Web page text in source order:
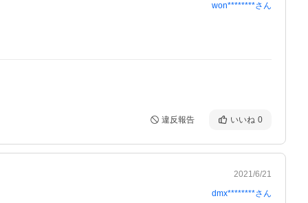
won********さん
違反報告 いいね 0
2021/6/21
dmx********さん